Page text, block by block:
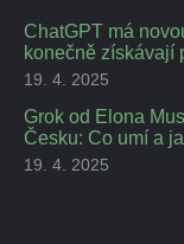
ChatGPT má
konečně získávají
19. 4. 2025
Grok od Elona
Česku: Co umí a
19. 4. 2025